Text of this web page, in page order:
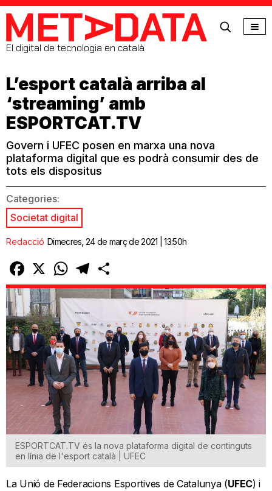
MetaData
El digital de tecnologia en català
L’esport català arriba al
‘streaming’ amb
ESPORTCAT.TV
Govern i UFEC posen en marxa una nova
plataforma digital que es podrà consumir des de
tots els dispositus
Categories:
Societat digital
Redacció Dimecres, 24 de març de 2021 | 13:50h
Facebook
X WhatsAppTelegram
ESPORTCAT.TV és la nova plataforma digital de continguts
en línia de l'esport català | UFEC
La Unió de Federacions Esportives de Catalunya (UFEC) i